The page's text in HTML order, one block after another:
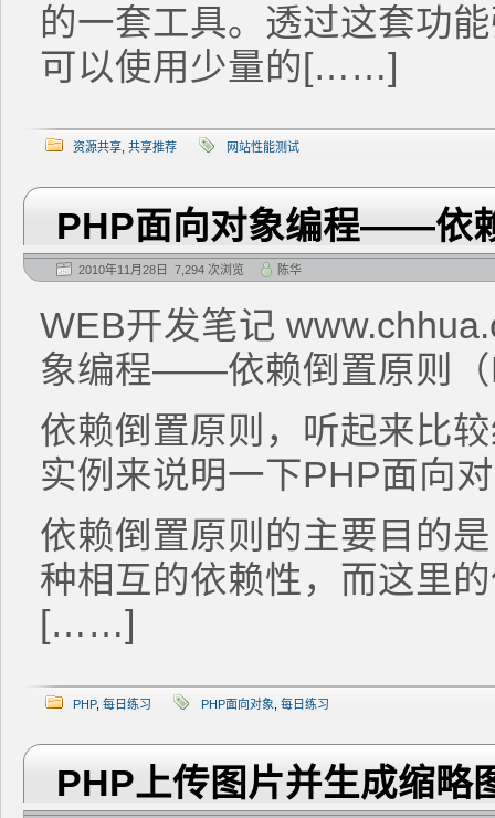
的一套工具。透过这套功
可以使用少量的[……]
资源共享 共享推荐 网站性能测试
PHP面向对象编程——依
2010年11月28日 7,294 次浏览 陈华
WEB开发笔记
象编程——依赖倒置原则（
依赖倒置原则，听起来比
实例来说明一下PHP面向
依赖倒置原则的主要目的
种相互的依赖性，而这里
[……]
PHP, 每日练习 PHP面向对象 每日练习
PHP上传图片并生成缩略